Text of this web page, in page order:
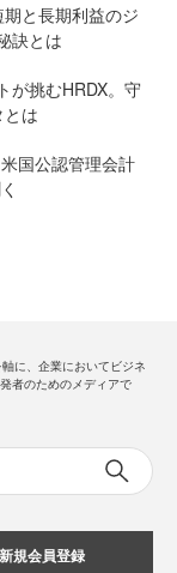
と長期利益のジ
訣とは
が挑むHRDX。守
は
国公認管理会計
に、企業においてビジネ
者のためのメディアで
新規会員登録